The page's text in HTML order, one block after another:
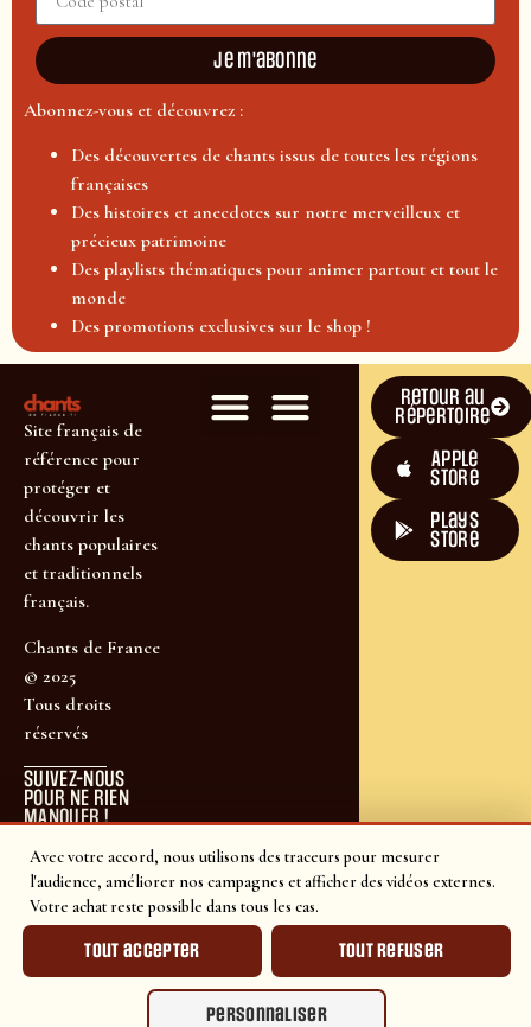
Avec votre accord, nous utilisons des traceurs pour mesurer
l'audience, améliorer nos campagnes et afficher des vidéos externes.
Votre achat reste possible dans tous les cas.
Tout accepter Tout refuser
Personnaliser
Je m'abonne
Abonnez-vous et découvrez :
Des découvertes de chants issus de toutes les régions
françaises
Des histoires et anecdotes sur notre merveilleux et
précieux patrimoine
Des playlists thématiques pour animer partout et tout le
monde
Des promotions exclusives sur le shop !
Site français de
référence pour
protéger et
découvrir les
chants populaires
et traditionnels
français.
Chants de France
© 2025
Tous droits
réservés
SUIVEZ-NOUS
POUR NE RIEN
MANQUER !
Retour au
répertoire
Apple
Store
plays
store